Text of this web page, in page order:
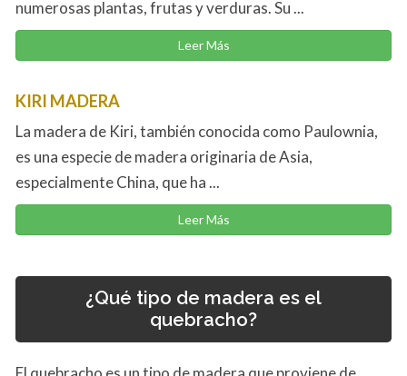
numerosas plantas, frutas y verduras. Su ...
Leer Más
KIRI MADERA
La madera de Kiri, también conocida como Paulownia,
es una especie de madera originaria de Asia,
especialmente China, que ha ...
Leer Más
¿Qué tipo de madera es el
quebracho?